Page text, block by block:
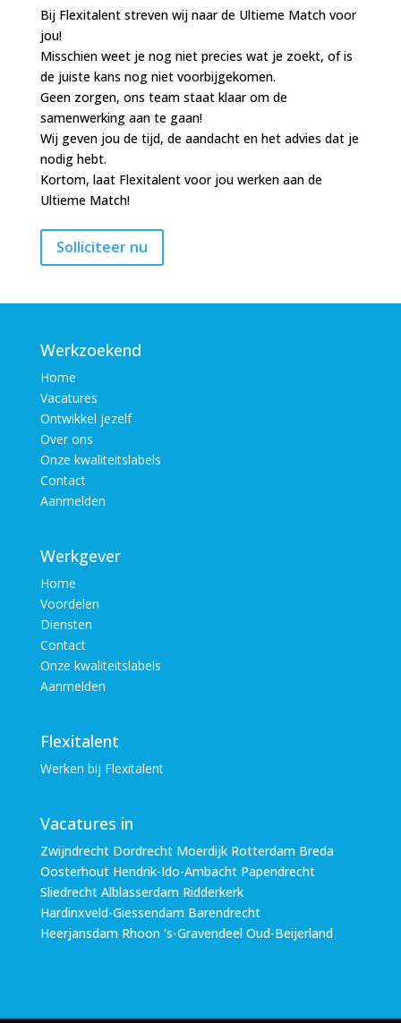
Bij Flexitalent streven wij naar de Ultieme Match voor
jou!
Misschien weet je nog niet precies wat je zoekt, of is
de juiste kans nog niet voorbijgekomen.
Geen zorgen, ons team staat klaar om de
samenwerking aan te gaan!
Wij geven jou de tijd, de aandacht en het advies dat je
nodig hebt.
Kortom, laat Flexitalent voor jou werken aan de
Ultieme Match!
Werkzoekend
Home
Vacatures
Ontwikkel jezelf
Over ons
Onze kwaliteitslabels
Contact
Aanmelden
Werkgever
Home
Voordelen
Diensten
Contact
Onze kwaliteitslabels
Aanmelden
Flexitalent
Werken bij Flexitalent
Vacatures in
Zwijndrecht Dordrecht Moerdijk Rotterdam Breda
Oosterhout Hendrik-Ido-Ambacht Papendrecht
Sliedrecht Alblasserdam Ridderkerk
Hardinxveld-Giessendam Barendrecht
Heerjansdam Rhoon ‘s-Gravendeel Oud-Beijerland